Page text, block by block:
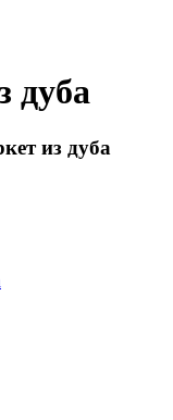
дуба
из дуба